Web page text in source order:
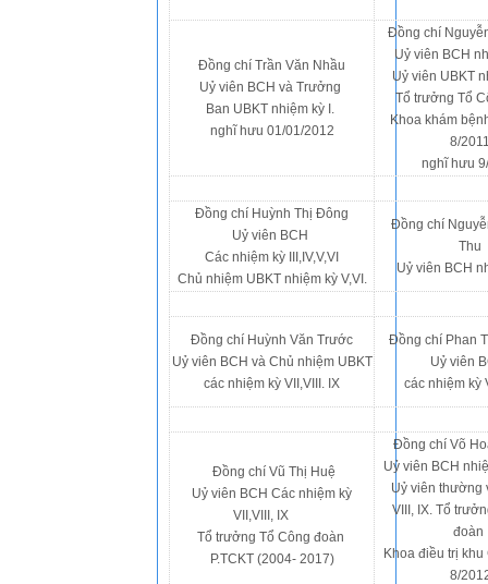
Đồng chí Trần Văn Nhầu
Uỷ viên BCH và Trưởng
Ban UBKT nhiệm kỳ I.
nghĩ hưu 01/01/2012
Đồng chí
Uỷ viên BCH
Uỷ viên UBKT
Tổ trưởng Tổ
Khoa khám
8/
nghĩ hưu
Đồng chí Huỳnh Thị Đông
Uỷ viên BCH
Các nhiệm kỳ III,IV,V,VI
Chủ nhiệm UBKT nhiệm kỳ V,VI.
Đồng chí
Thu
Uỷ viên BCH
Đồng chí Huỳnh Văn Trước
Uỷ viên BCH và Chủ nhiệm UBKT
các nhiệm kỳ VII,VIII. IX
Đồng chí Phan
Uỷ viên
các nhiệm kỳ
Đồng chí Vũ Thị Huệ
Uỷ viên BCH Các nhiệm kỳ
VII,VIII, IX
Tổ trưởng Tổ Công đoàn
P.TCKT (2004- 2017)
Đồng chí Võ
Uỷ viên BCH
Uỷ viên thường
VIII, IX. Tổ
đoàn
Khoa điều trị
8/